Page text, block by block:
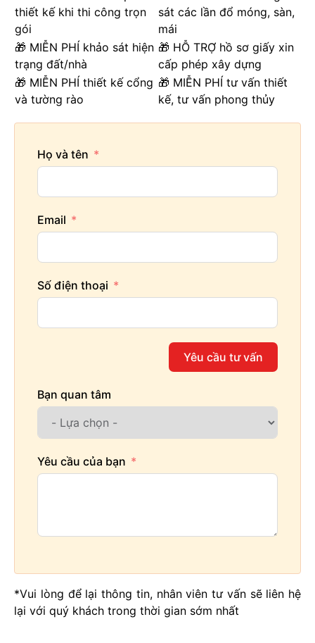
thiết kế khi thi công trọn
gói
sát các lần đổ móng, sàn,
mái
🎁 MIỄN PHÍ khảo sát hiện
trạng đất/nhà
🎁 HỖ TRỢ hồ sơ giấy xin
cấp phép xây dựng
🎁 MIỄN PHÍ thiết kế cổng
và tường rào
🎁 MIỄN PHÍ tư vấn thiết
kế, tư vấn phong thủy
Họ và tên
Email
Số điện thoại
Yêu cầu tư vấn
Bạn quan tâm
Yêu cầu của bạn
*Vui lòng để lại thông tin, nhân viên tư vấn sẽ liên hệ
lại với quý khách trong thời gian sớm nhất